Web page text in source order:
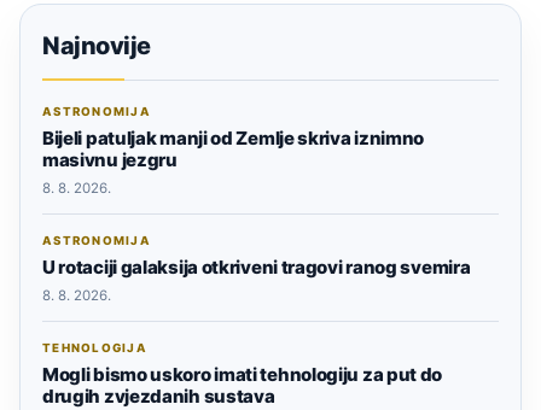
Najnovije
ASTRONOMIJA
Bijeli patuljak manji od Zemlje skriva iznimno
masivnu jezgru
8. 8. 2026.
ASTRONOMIJA
U rotaciji galaksija otkriveni tragovi ranog svemira
8. 8. 2026.
TEHNOLOGIJA
Mogli bismo uskoro imati tehnologiju za put do
drugih zvjezdanih sustava